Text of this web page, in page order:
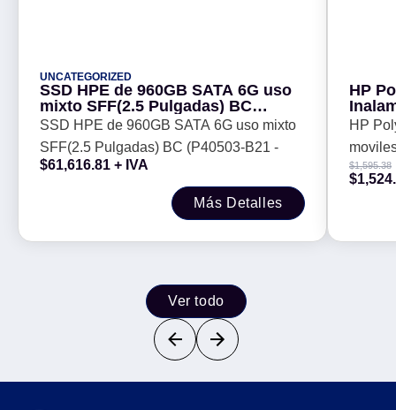
UNCATEGORIZED
SSD HPE de 960GB SATA 6G uso
mixto SFF(2.5 Pulgadas) BC
(P40503-B21 -
SSD HPE de 960GB SATA 6G uso mixto
SFF(2.5 Pulgadas) BC (P40503-B21 -
$61,616.81 + IVA
Más Detalles
HP
HP
$1,595.38
$
Ver todo